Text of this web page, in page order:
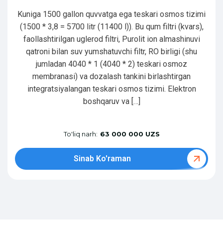
Kuniga 1500 gallon quvvatga ega teskari osmos tizimi
(1500 * 3,8 = 5700 litr (11400 l)). Bu qum filtri (kvars),
faollashtirilgan uglerod filtri, Purolit ion almashinuvi
qatroni bilan suv yumshatuvchi filtr, RO birligi (shu
jumladan 4040 * 1 (4040 * 2) teskari osmoz
membranasi) va dozalash tankini birlashtirgan
integratsiyalangan teskari osmos tizimi. Elektron
boshqaruv va […]
To'liq narh: 63 000 000 UZS
Sinab Ko'raman